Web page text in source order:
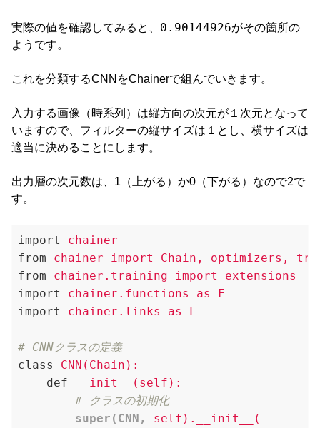
実際の値を確認してみると、 0.90144926がその箇所の
ようです。
これを分類するCNNをChainerで組んでいきます。
入力する画像（時系列）は縦方向の次元が１次元となって
いますので、フィルターの縦サイズは１とし、横サイズは
適当に決めることにします。
出力層の次元数は、1（上がる）か0（下がる）なので2で
す。
import
chainer
from
chainer import Chain, optimizers,
from
chainer.training import extensions
import
chainer.functions as F
import
chainer.links as L
# CNNクラスの定義
class
CNN(Chain):
def
__init__(self):
        # クラスの初期化
super(CNN,
self).__init__(